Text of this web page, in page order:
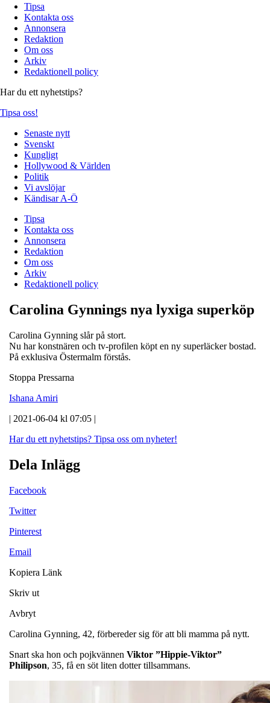
Tipsa
Kontakta oss
Annonsera
Redaktion
Om oss
Arkiv
Redaktionell policy
Har du ett nyhetstips?
Tipsa oss!
Senaste nytt
Svenskt
Kungligt
Hollywood & Världen
Politik
Vi avslöjar
Kändisar A-Ö
Tipsa
Kontakta oss
Annonsera
Redaktion
Om oss
Arkiv
Redaktionell policy
Carolina Gynnings nya lyxiga superköp
Carolina Gynning slår på stort.
Nu har konstnären och tv-profilen köpt en ny superläcker bostad.
På exklusiva Östermalm förstås.
Stoppa Pressarna
Ishana Amiri
| 2021-06-04 kl 07:05 |
Har du ett nyhetstips? Tipsa oss om nyheter!
Dela Inlägg
Facebook
Twitter
Pinterest
Email
Kopiera Länk
Skriv ut
Avbryt
Carolina Gynning, 42, förbereder sig för att bli mamma på nytt.
Snart ska hon och pojkvännen Viktor ”Hippie-Viktor”
Philipson, 35, få en söt liten dotter tillsammans.